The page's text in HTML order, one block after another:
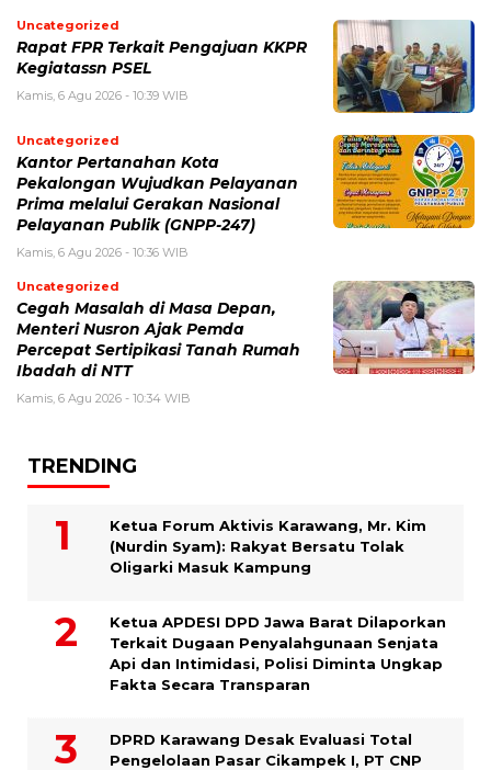
Uncategorized
Rapat FPR Terkait Pengajuan KKPR
Kegiatassn PSEL
Kamis, 6 Agu 2026 - 10:39 WIB
Uncategorized
Kantor Pertanahan Kota
Pekalongan Wujudkan Pelayanan
Prima melalui Gerakan Nasional
Pelayanan Publik (GNPP-247)
Kamis, 6 Agu 2026 - 10:36 WIB
Uncategorized
Cegah Masalah di Masa Depan,
Menteri Nusron Ajak Pemda
Percepat Sertipikasi Tanah Rumah
Ibadah di NTT
Kamis, 6 Agu 2026 - 10:34 WIB
TRENDING
Ketua Forum Aktivis Karawang, Mr. Kim
(Nurdin Syam): Rakyat Bersatu Tolak
Oligarki Masuk Kampung
Ketua APDESI DPD Jawa Barat Dilaporkan
Terkait Dugaan Penyalahgunaan Senjata
Api dan Intimidasi, Polisi Diminta Ungkap
Fakta Secara Transparan
DPRD Karawang Desak Evaluasi Total
Pengelolaan Pasar Cikampek I, PT CNP